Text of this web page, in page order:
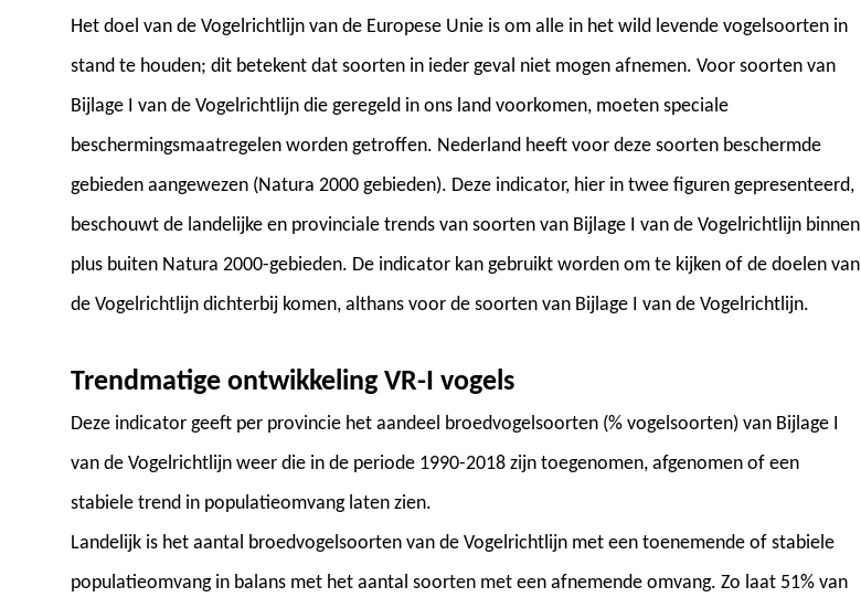
Het doel van de Vogelrichtlijn van de Europese Unie is om alle in het wild levende vogelsoorten in
stand te houden; dit betekent dat soorten in ieder geval niet mogen afnemen. Voor soorten van
Bijlage I van de Vogelrichtlijn die geregeld in ons land voorkomen, moeten speciale
beschermingsmaatregelen worden getroffen. Nederland heeft voor deze soorten beschermde
gebieden aangewezen (Natura 2000 gebieden). Deze indicator, hier in twee figuren gepresenteerd,
beschouwt de landelijke en provinciale trends van soorten van Bijlage I van de Vogelrichtlijn binnen
plus buiten Natura 2000-gebieden. De indicator kan gebruikt worden om te kijken of de doelen van
de Vogelrichtlijn dichterbij komen, althans voor de soorten van Bijlage I van de Vogelrichtlijn.
Trendmatige ontwikkeling VR-I vogels
Deze indicator geeft per provincie het aandeel broedvogelsoorten (% vogelsoorten) van Bijlage I
van de Vogelrichtlijn weer die in de periode 1990-2018 zijn toegenomen, afgenomen of een
stabiele trend in populatieomvang laten zien.
Landelijk is het aantal broedvogelsoorten van de Vogelrichtlijn met een toenemende of stabiele
populatieomvang in balans met het aantal soorten met een afnemende omvang. Zo laat 51% van